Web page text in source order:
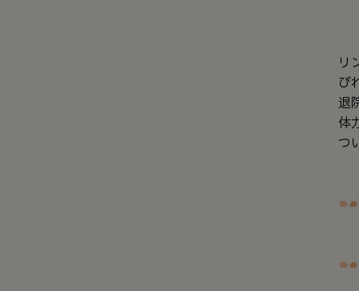
リ
び
退
体
つ